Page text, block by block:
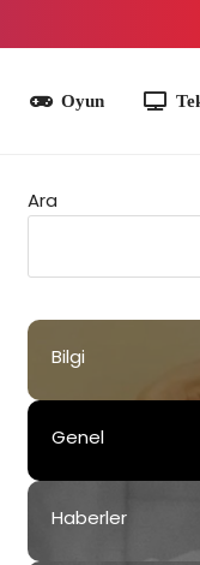
Teknoloji
Ara
Bilgi
Genel
Haberler